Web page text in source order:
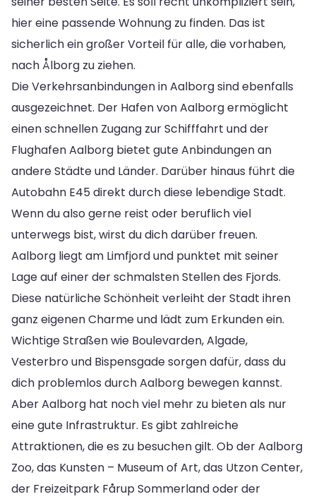
hier eine passende Wohnung zu finden. Das ist
sicherlich ein großer Vorteil für alle, die vorhaben,
nach Ålborg zu ziehen.
Die Verkehrsanbindungen in Aalborg sind ebenfalls
ausgezeichnet. Der Hafen von Aalborg ermöglicht
einen schnellen Zugang zur Schifffahrt und der
Flughafen Aalborg bietet gute Anbindungen an
andere Städte und Länder. Darüber hinaus führt die
Autobahn E45 direkt durch diese lebendige Stadt.
Wenn du also gerne reist oder beruflich viel
unterwegs bist, wirst du dich darüber freuen.
Aalborg liegt am Limfjord und punktet mit seiner
Lage auf einer der schmalsten Stellen des Fjords.
Diese natürliche Schönheit verleiht der Stadt ihren
ganz eigenen Charme und lädt zum Erkunden ein.
Wichtige Straßen wie Boulevarden, Algade,
Vesterbro und Bispensgade sorgen dafür, dass du
dich problemlos durch Aalborg bewegen kannst.
Aber Aalborg hat noch viel mehr zu bieten als nur
eine gute Infrastruktur. Es gibt zahlreiche
Attraktionen, die es zu besuchen gilt. Ob der Aalborg
Zoo, das Kunsten – Museum of Art, das Utzon Center,
der Freizeitpark Fårup Sommerland oder der